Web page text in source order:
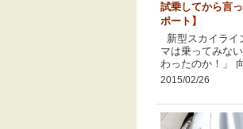
試乗してから言
ポート】
新型スカイライ
マは乗ってみな
わったのか！」
2015/02/26